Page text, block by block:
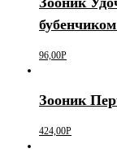
96,00Р
Зооник
424,00Р